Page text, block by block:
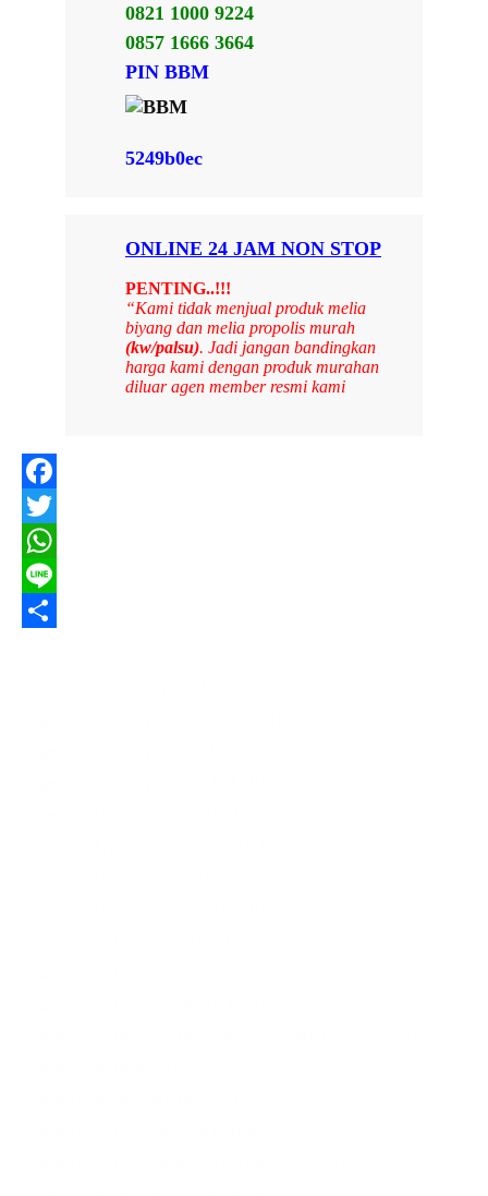
0821 1000 9224
0857 1666 3664
PIN BBM
5249b0ec
ONLINE 24 JAM NON STOP
PENTING..!!!
“Kami tidak menjual produk melia
biyang dan melia propolis murah
(kw/palsu). Jadi jangan bandingkan
harga kami dengan produk murahan
diluar agen member resmi kami
Facebook
Twitter
WhatsApp
Line